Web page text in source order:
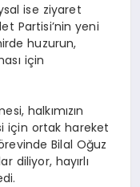
ise ziyaret
Partisi’nin yeni
huzurun,
için
halkımızın
için ortak hareket
Bilal Oğuz
diliyor, hayırlı